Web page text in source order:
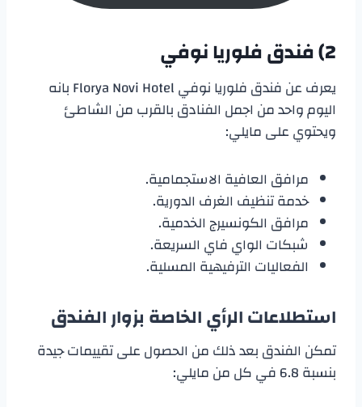
2) فندق فلوريا نوفي
يعرف عن فندق فلوريا نوفي Florya Novi Hotel بانه
اليوم واحد من اجمل الفنادق بالقرب من الشاطئ
ويحتوي على مايلي:
مرافق العافية الاستجمامية.
خدمة تنظيف الغرف الدورية.
مرافق الكونسيرج الخدمية.
شبكات الواي فاي السريعة.
الفعاليات الترفيهية المسلية.
استطلاعات الرأي الخاصة بزوار الفندق
تمكن الفندق بعد ذلك من الحصول على تقييمات جيدة
بنسبة 6.8 في كل من مايلي: